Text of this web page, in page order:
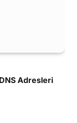
Adresleri